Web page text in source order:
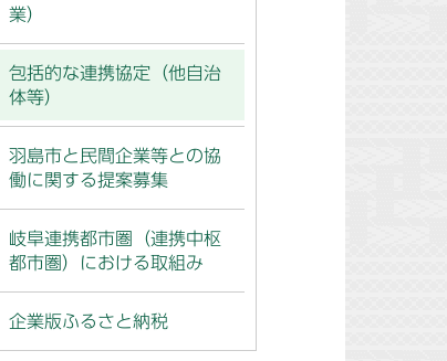
業）
包括的な連携協定（他自治
体等）
羽島市と民間企業等との協
働に関する提案募集
岐阜連携都市圏（連携中枢
都市圏）における取組み
企業版ふるさと納税